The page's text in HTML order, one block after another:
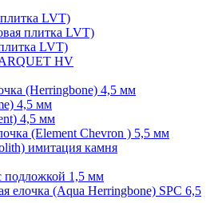
LVT)
плитка LVT)
LVT)
HV
(Herringbone) 4,5 мм
4,5 мм
4,5 мм
(Element Chevron ) 5,5 мм
имитация камня
подложкой 1,5 мм
елочка (Aqua Herringbone) SPC 6,5